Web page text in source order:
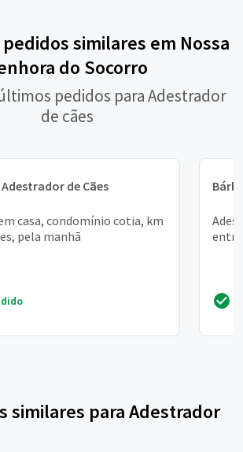
similares em Nossa
do Socorro
pedidos para Adestrador
de cães
Adestrador de Cães
casa, condomínio cotia, km
pela manhã
similares para Adestrador